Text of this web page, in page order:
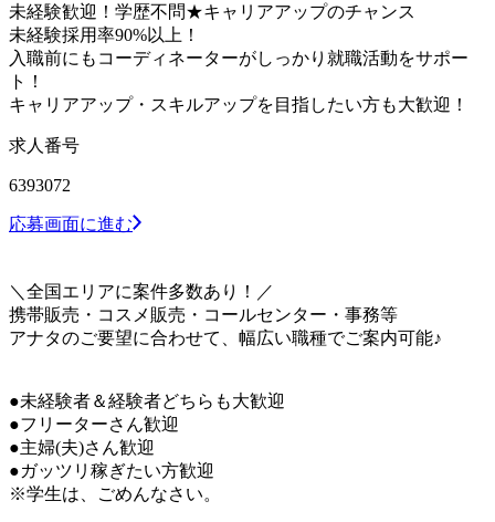
未経験歓迎！学歴不問★キャリアアップのチャンス
未経験採用率90%以上！
入職前にもコーディネーターがしっかり就職活動をサポー
ト！
キャリアアップ・スキルアップを目指したい方も大歓迎！
求人番号
6393072
応募画面に進む
＼全国エリアに案件多数あり！／
携帯販売・コスメ販売・コールセンター・事務等
アナタのご要望に合わせて、幅広い職種でご案内可能♪
●未経験者＆経験者どちらも大歓迎
●フリーターさん歓迎
●主婦(夫)さん歓迎
●ガッツリ稼ぎたい方歓迎
※学生は、ごめんなさい。